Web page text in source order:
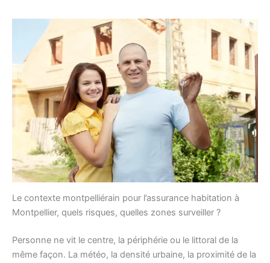
Le contexte montpelliérain pour l’assurance habitation à
Montpellier, quels risques, quelles zones surveiller ?
Personne ne vit le centre, la périphérie ou le littoral de la
même façon. La météo, la densité urbaine, la proximité de la